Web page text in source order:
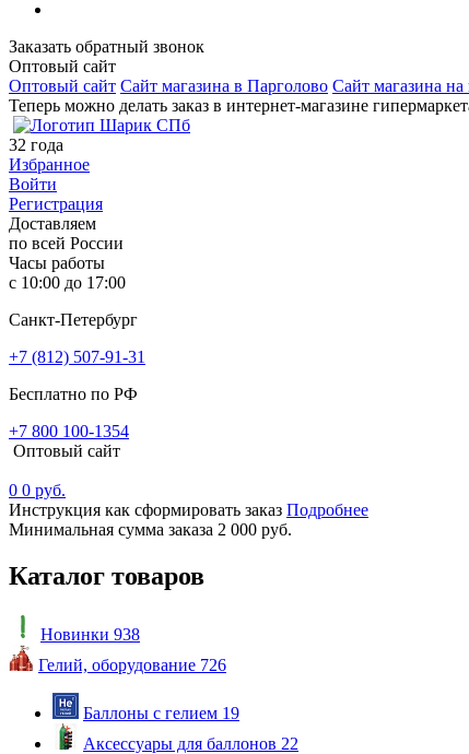
Заказать обратный звонок
Оптовый сайт
Оптовый сайт Сайт магазина в Парголово Сайт магазина
Теперь можно делать заказ в интернет-магазине
32 года
Избранное
Войти
Регистрация
Доставляем
по всей России
Часы работы
с 10:00 до 17:00
Санкт-Петербург
+7 (812) 507-91-31
Бесплатно по РФ
+7 800 100-1354
Оптовый сайт
0 0 руб.
Инструкция как сформировать заказ Подробнее
Минимальная сумма заказа 2 000 руб.
Каталог товаров
Новинки 938
Гелий, оборудование 726
Баллоны с гелием 19
Аксессуары для баллонов 22